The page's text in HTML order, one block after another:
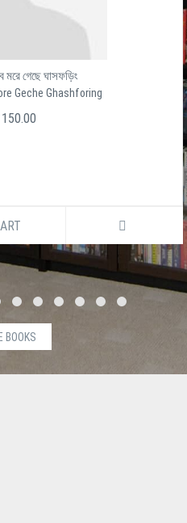
মরে গেছে ঘাসফড়িং
Geche Ghashforing
BOOKS